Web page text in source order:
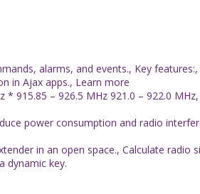
alarms, and events., Key
in Ajax apps., Learn more
915.85 – 926.5 MHz 921.0 – 922.0
power consumption and radio
in an open space., Calculate radio
dynamic key.